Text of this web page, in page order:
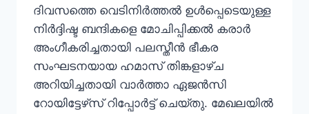
ദിവസത്തെ വെടിനിർത്തൽ ഉൾപ്പെടെയുള്ള
നിർദ്ദിഷ്ട ബന്ദികളെ മോചിപ്പിക്കൽ കരാർ
അംഗീകരിച്ചതായി പലസ്തീൻ ഭീകര
സംഘടനയായ ഹമാസ് തിങ്കളാഴ്ച
അറിയിച്ചതായി വാർത്താ ഏജൻസി
റോയിട്ടേഴ്‌സ് റിപ്പോർട്ട് ചെയ്തു. മേഖലയിൽ